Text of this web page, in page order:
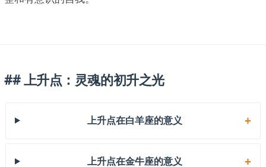
## 上升点：灵魂的初升之光
上升点在白羊座的意义
上升点在金牛座的意义